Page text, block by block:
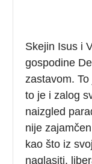
Skejin Isus i
gospodine
zastavom. To
to je i zalog
naizgled
nije
kao što iz
naglasiti,